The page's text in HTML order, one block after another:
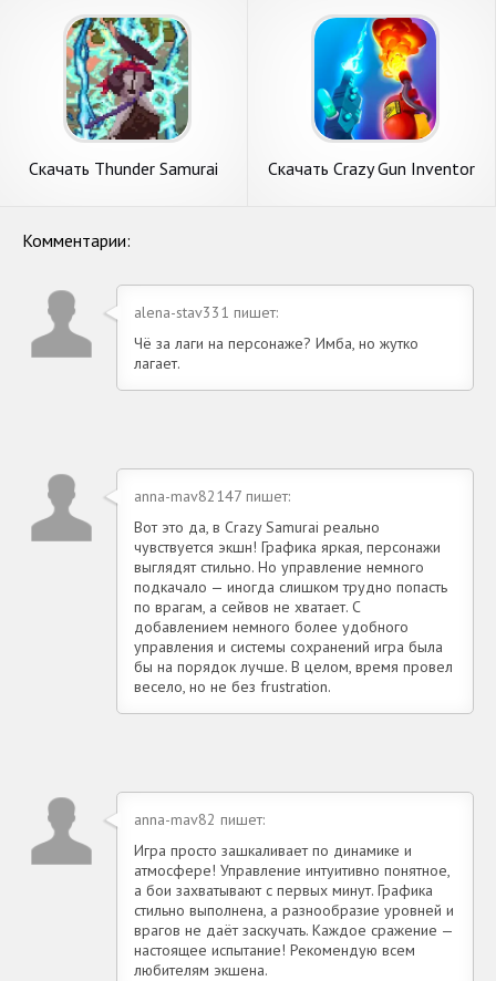
на Андроид
Скачать Thunder Samurai
Скачать Crazy Gun Inventor
Комментарии:
alena-stav331 пишет:
Чё за лаги на персонаже? Имба, но жутко
лагает.
anna-mav82147 пишет:
Вот это да, в Crazy Samurai реально
чувствуется экшн! Графика яркая, персонажи
выглядят стильно. Но управление немного
подкачало — иногда слишком трудно попасть
по врагам, а сейвов не хватает. С
добавлением немного более удобного
управления и системы сохранений игра была
бы на порядок лучше. В целом, время провел
весело, но не без frustration.
anna-mav82 пишет:
Игра просто зашкаливает по динамике и
атмосфере! Управление интуитивно понятное,
а бои захватывают с первых минут. Графика
стильно выполнена, а разнообразие уровней и
врагов не даёт заскучать. Каждое сражение —
настоящее испытание! Рекомендую всем
любителям экшена.